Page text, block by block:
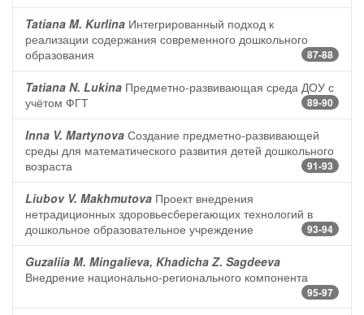
Tatiana M. Kurlina Интегрированный подход к
реализации содержания современного дошкольного
образования
87-88
Tatiana N. Lukina Предметно-развивающая среда ДОУ с
учётом ФГТ
89-90
Inna V. Martynova Создание предметно-развивающей
среды для математического развития детей дошкольного
возраста
91-93
Liubov V. Makhmutova Проект внедрения
нетрадиционных здоровьесберегающих технологий в
дошкольное образовательное учреждение
93-94
Guzaliia M. Mingalieva, Khadicha Z. Sagdeeva
Внедрение национально-регионального компонента
95-97